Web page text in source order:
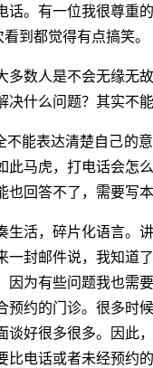
。有一位我很尊重
到都觉得有点搞笑。
多数人是不会无缘
什么问题？其实不能
不能表达清楚自己的
马虎，打电话会怎
回答不了，需要写本
生活，碎片化语言。
一封邮件说，我知道
为有些问题我也需
约的门诊。很多时
好很多很多。因此
电话或者未经预约的